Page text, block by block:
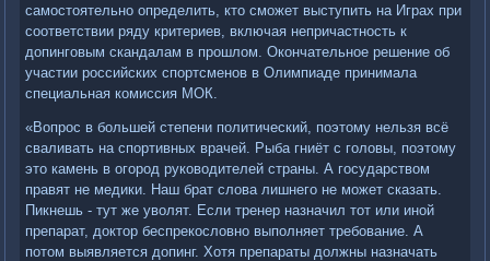
самостоятельно определить, кто сможет выступить на Играх при
соответствии ряду критериев, включая непричастность к
допинговым скандалам в прошлом. Окончательное решение об
участии российских спортсменов в Олимпиаде принимала
специальная комиссия МОК.
«Вопрос в большей степени политический, поэтому нельзя всё
сваливать на спортивных врачей. Рыба гниёт с головы, поэтому
это камень в огород руководителей страны. А государством
правят не медики. Наш брат слова лишнего не может сказать.
Пикнешь - тут же уволят. Если тренер назначил тот или иной
препарат, доктор беспрекословно выполняет требование. А
потом выявляется допинг. Хотя препараты должны назначать